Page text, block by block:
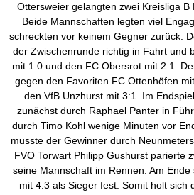
Ottersweier gelangten zwei Kreisliga B
Beide Mannschaften legten viel
schreckten vor keinem Gegner zurück.
der Zwischenrunde richtig in Fahrt und
mit 1:0 und den FC Obersrot mit 2:1.
gegen den Favoriten FC Ottenhöfen
den VfB Unzhurst mit 3:1. Im
zunächst durch Raphael Panter in
durch Timo Kohl wenige Minuten vor
musste der Gewinner durch
FVO Torwart Philipp Gushurst parierte
seine Mannschaft im Rennen. Am
mit 4:3 als Sieger fest. Somit holt sich